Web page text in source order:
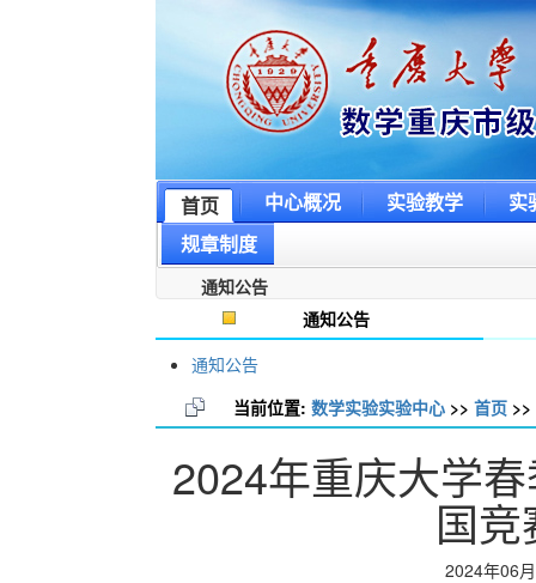
首页 中心概况 实验教学
实
规章制度
通知公告
通知公告
通知公告
当前位置: 数学实验实验中心 >> 首页 >>
2024年重庆大学
国
2024年06